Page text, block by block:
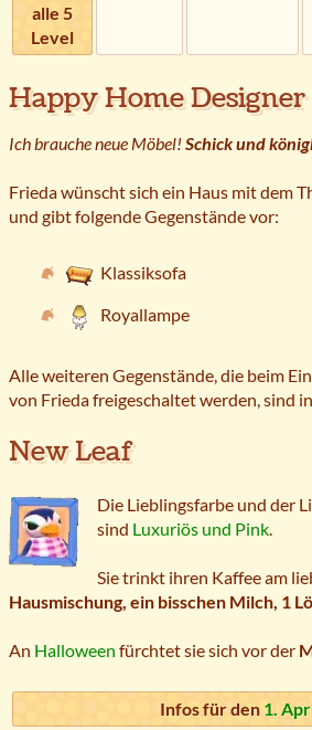
alle 5
Level
Happy Home Designer
Ich brauche neue Möbel! Schick und
Frieda wünscht sich ein Haus mit dem
und gibt folgende Gegenstände vor:
Klassiksofa
Royallampe
Alle weiteren Gegenstände, die beim
von Frieda freigeschaltet werden, sind
New Leaf
Die Lieblingsfarbe und der
sind Luxuriös und Pink
Sie trinkt ihren Kaffee am
Hausmischung, ein bisschen Milch, 1
An Halloween fürchtet sie sich vor der
Infos für den 1.